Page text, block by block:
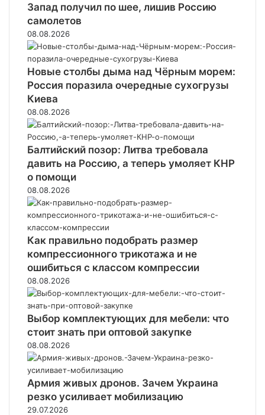
Запад получил по шее, лишив Россию
самолетов
08.08.2026
Новые столбы дыма над Чёрным морем:
Россия поразила очередные сухогрузы
Киева
08.08.2026
Балтийский позор: Литва требовала
давить на Россию, а теперь умоляет КНР
о помощи
08.08.2026
Как правильно подобрать размер
компрессионного трикотажа и не
ошибиться с классом компрессии
08.08.2026
Выбор комплектующих для мебели: что
стоит знать при оптовой закупке
08.08.2026
Армия живых дронов. Зачем Украина
резко усиливает мобилизацию
29.07.2026